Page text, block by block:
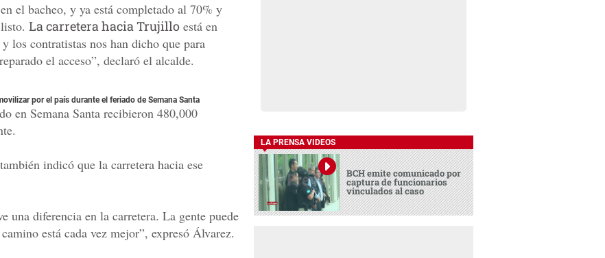
el bacheo, y ya está completado al 70% y
La carretera hacia Trujillo está en
los contratistas nos han dicho que para
el acceso”, declaró el alcalde.
por el país durante el feriado de Semana Santa
en Semana Santa recibieron 480,000
indicó que la carretera hacia ese
una diferencia en la carretera. La gente puede
está cada vez mejor”, expresó Álvarez.
LA PRENSA VIDEOS
BCH emite comunicado por
captura de funcionarios
vinculados al caso